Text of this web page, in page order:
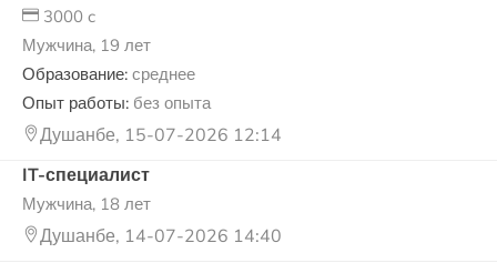
3000 c
Мужчина, 19 лет
Образование: среднее
Опыт работы: без опыта
Душанбе, 15-07-2026 12:14
IT-специалист
Мужчина, 18 лет
Душанбе, 14-07-2026 14:40